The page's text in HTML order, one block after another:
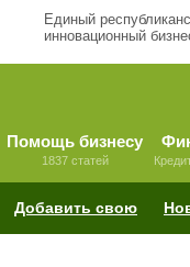
Единый
инновационный
Помощь бизнесу
1837 статей
Добавить свою